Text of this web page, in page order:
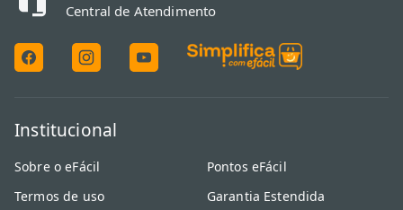
Central de Atendimento
Institucional
Sobre o eFácil
Termos de uso
Pontos eFácil
Garantia Estendida